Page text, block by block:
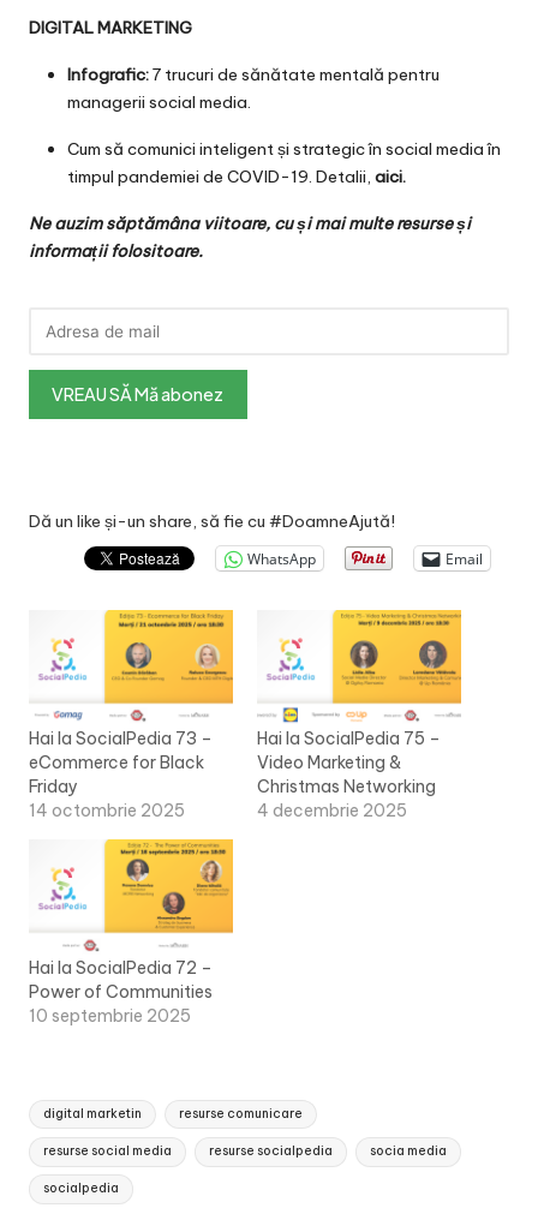
DIGITAL MARKETING
Infografic:7 trucuri de sănătate mentală pentru
managerii social media.
Cum să comunici inteligent și strategic în social media în
timpul pandemiei de COVID-19. Detalii, aici.
Ne auzim săptămâna viitoare, cu și mai multe resurse și
informații folositoare.
Dă un like și-un share, să fie cu #DoamneAjută!
WhatsApp Email
Hai la SocialPedia 73 –
eCommerce for Black
Friday
14 octombrie 2025
Hai la SocialPedia 75 –
Video Marketing &
Christmas Networking
4 decembrie 2025
Hai la SocialPedia 72 –
Power of Communities
10 septembrie 2025
Tags:
digital marketin resurse comunicare
resurse social media resurse socialpedia socia media
socialpedia